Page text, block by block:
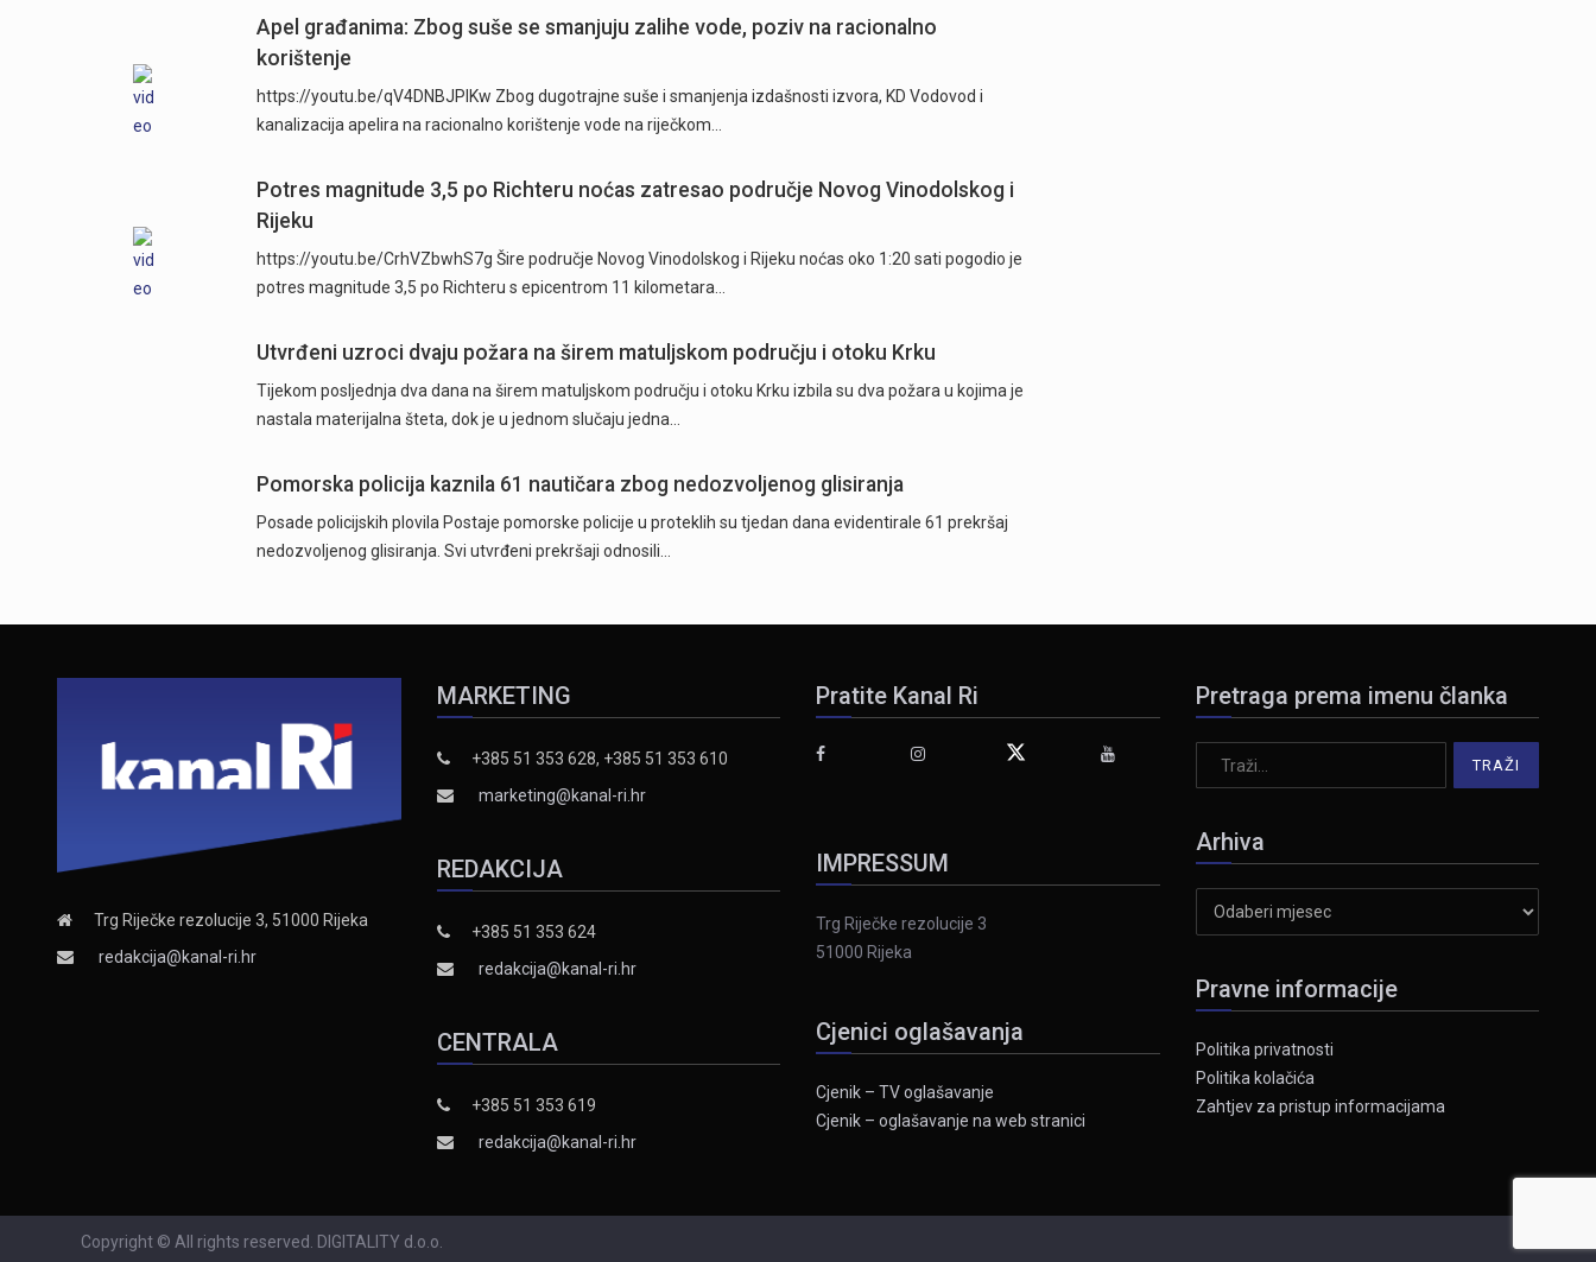
Apel građanima: Zbog suše se smanjuju zalihe vode, poziv na racionalno
korištenje
https://youtu.be/qV4DNBJPlKw Zbog dugotrajne suše i smanjenja izdašnosti izvora, KD Vodovod i
kanalizacija apelira na racionalno korištenje vode na riječkom…
Potres magnitude 3,5 po Richteru noćas zatresao područje Novog Vinodolskog i
Rijeku
https://youtu.be/CrhVZbwhS7g Šire područje Novog Vinodolskog i Rijeku noćas oko 1:20 sati pogodio je
potres magnitude 3,5 po Richteru s epicentrom 11 kilometara…
Utvrđeni uzroci dvaju požara na širem matuljskom području i otoku Krku
Tijekom posljednja dva dana na širem matuljskom području i otoku Krku izbila su dva požara u kojima je
nastala materijalna šteta, dok je u jednom slučaju jedna…
Pomorska policija kaznila 61 nautičara zbog nedozvoljenog glisiranja
Posade policijskih plovila Postaje pomorske policije u proteklih su tjedan dana evidentirale 61 prekršaj
nedozvoljenog glisiranja. Svi utvrđeni prekršaji odnosili…
Trg Riječke rezolucije 3, 51000 Rijeka
redakcija@kanal-ri.hr
MARKETING
+385 51 353 628, +385 51 353 610
marketing@kanal-ri.hr
REDAKCIJA
+385 51 353 624
redakcija@kanal-ri.hr
CENTRALA
+385 51 353 619
redakcija@kanal-ri.hr
Pratite Kanal Ri
IMPRESSUM
Trg Riječke rezolucije 3
51000 Rijeka
Cjenici oglašavanja
Cjenik – TV oglašavanje
Cjenik – oglašavanje na web stranici
Pretraga prema imenu članka
Arhiva
Pravne informacije
Politika privatnosti
Politika kolačića
Zahtjev za pristup informacijama
Copyright © All rights reserved. DIGITALITY d.o.o.